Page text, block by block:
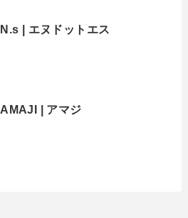
N.s | エヌドットエス
AMAJI | アマジ